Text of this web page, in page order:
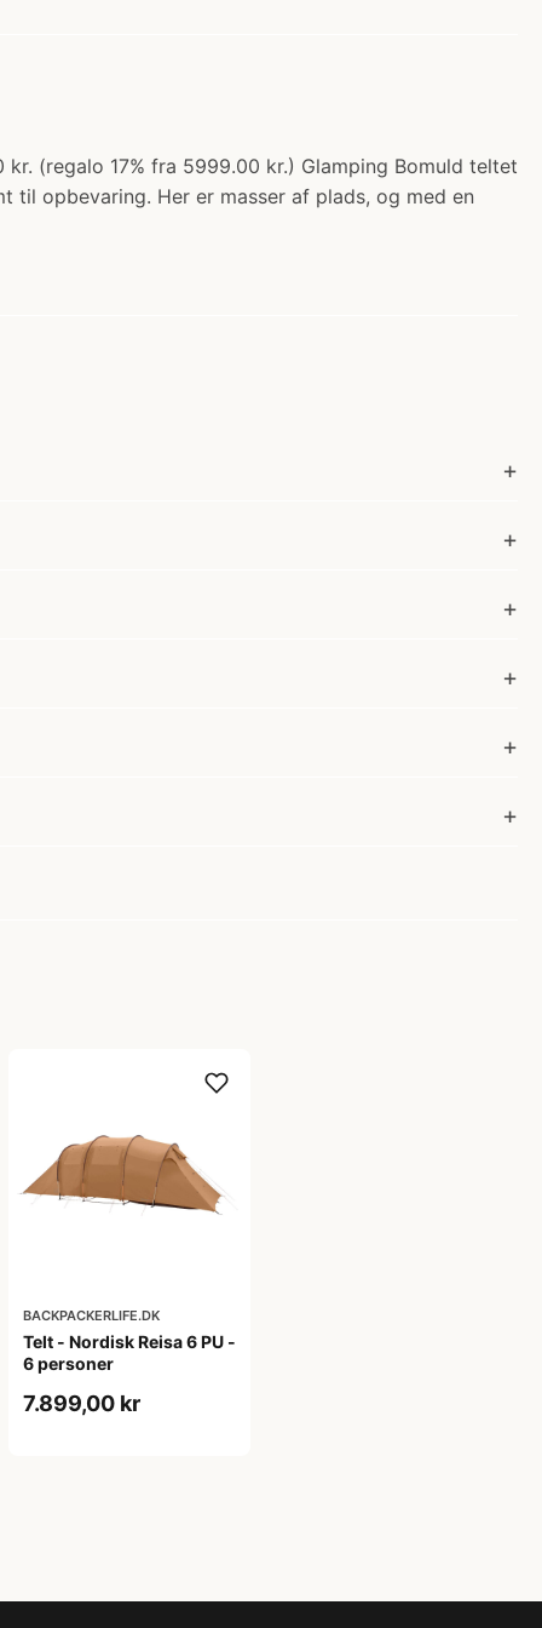
(regalo 17% fra 5999.00 kr.) Glamping Bomuld teltet
til opbevaring. Her er masser af plads, og med en
BACKPACKERLIFE.DK
Telt - Nordisk Reisa 6 PU -
6 personer
7.899,00 kr